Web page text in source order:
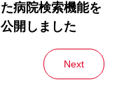
た病院検索機能を
公開しました
Next